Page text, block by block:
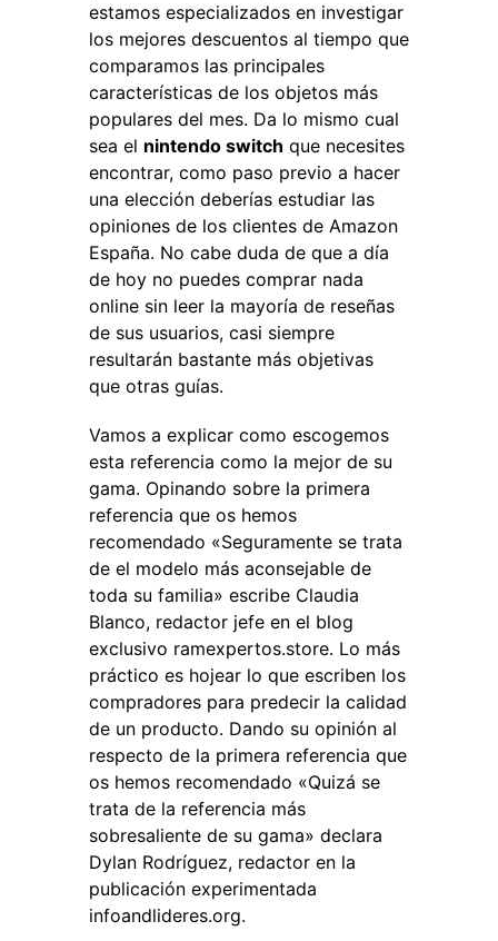
estamos especializados en investigar
los mejores descuentos al tiempo que
comparamos las principales
características de los objetos más
populares del mes. Da lo mismo cual
sea el nintendo switch que necesites
encontrar, como paso previo a hacer
una elección deberías estudiar las
opiniones de los clientes de Amazon
España. No cabe duda de que a día
de hoy no puedes comprar nada
online sin leer la mayoría de reseñas
de sus usuarios, casi siempre
resultarán bastante más objetivas
que otras guías.
Vamos a explicar como escogemos
esta referencia como la mejor de su
gama. Opinando sobre la primera
referencia que os hemos
recomendado «Seguramente se trata
de el modelo más aconsejable de
toda su familia» escribe Claudia
Blanco, redactor jefe en el blog
exclusivo ramexpertos.store. Lo más
práctico es hojear lo que escriben los
compradores para predecir la calidad
de un producto. Dando su opinión al
respecto de la primera referencia que
os hemos recomendado «Quizá se
trata de la referencia más
sobresaliente de su gama» declara
Dylan Rodríguez, redactor en la
publicación experimentada
infoandlideres.org.